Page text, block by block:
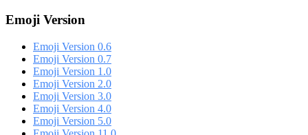
Emoji Version
Emoji Version 0.6
Emoji Version 0.7
Emoji Version 1.0
Emoji Version 2.0
Emoji Version 3.0
Emoji Version 4.0
Emoji Version 5.0